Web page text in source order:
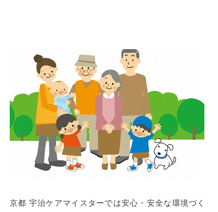
京都 宇治ケアマイスターでは安心・安全な環境づく